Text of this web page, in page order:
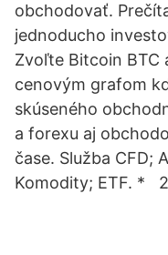
obchodovať.
jednoducho
Zvoľte Bitcoin BTC
cenovým grafom
skúseného
a forexu aj
čase. Služba CFD;
Komodity; ETF. *